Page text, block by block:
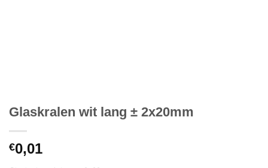
Glaskralen wit lang ± 2x20mm
€0,01